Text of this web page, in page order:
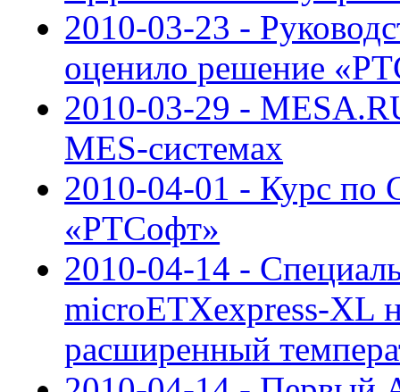
2010-03-23 -
оценило решение
2010-03-29 -
MES-системах
2010-04-01 - Курс по
«РТСофт»
2010-04-14 -
microETXexpress-XL
расширенный